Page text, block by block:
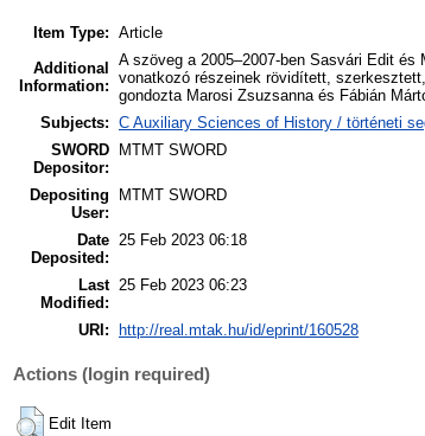
Item Type: Article
Additional
Information:
A szöveg a 2005–2007-ben Sasvári Edit
vonatkozó részeinek rövidített,
gondozta Marosi Zsuzsanna és Fábián
Subjects: C Auxiliary Sciences of History / történeti
SWORD
Depositor:
MTMT SWORD
Depositing
User:
MTMT SWORD
Date
Deposited:
25 Feb 2023 06:18
Last
Modified:
25 Feb 2023 06:23
URI: http://real.mtak.hu/id/eprint/160528
Actions (login required)
Edit Item